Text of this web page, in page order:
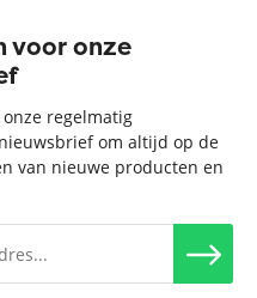
voor onze
regelmatig
om altijd op de
van nieuwe producten en